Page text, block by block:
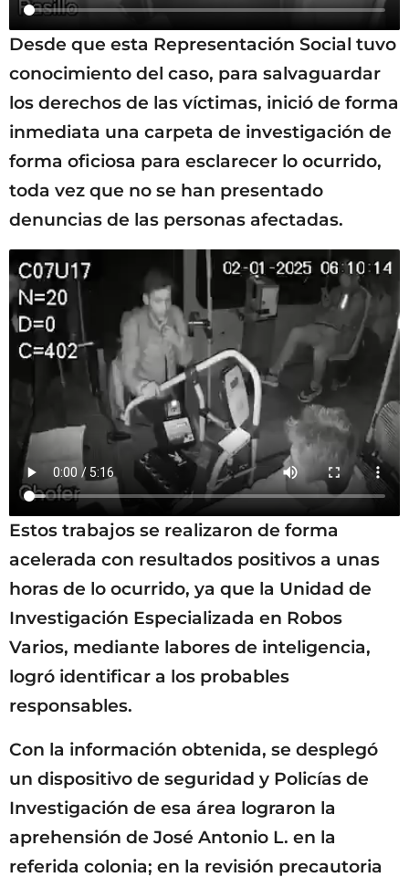
Desde que esta Representación Social tuvo
conocimiento del caso, para salvaguardar
los derechos de las víctimas, inició de forma
inmediata una carpeta de investigación de
forma oficiosa para esclarecer lo ocurrido,
toda vez que no se han presentado
denuncias de las personas afectadas.
Estos trabajos se realizaron de forma
acelerada con resultados positivos a unas
horas de lo ocurrido, ya que la Unidad de
Investigación Especializada en Robos
Varios, mediante labores de inteligencia,
logró identificar a los probables
responsables.
Con la información obtenida, se desplegó
un dispositivo de seguridad y Policías de
Investigación de esa área lograron la
aprehensión de José Antonio L. en la
referida colonia; en la revisión precautoria